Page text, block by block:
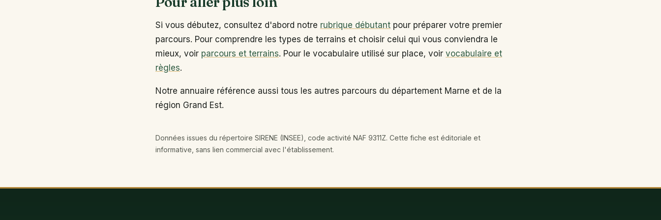
Si vous débutez, consultez d'abord notre rubrique débutant pour préparer votre premier
parcours. Pour comprendre les types de terrains et choisir celui qui vous conviendra le
mieux, voir parcours et terrains. Pour le vocabulaire utilisé sur place, voir vocabulaire et
règles.
Notre annuaire référence aussi tous les autres parcours du département Marne et de la
région Grand Est.
Données issues du répertoire SIRENE (INSEE), code activité NAF 9311Z. Cette fiche est éditoriale et
informative, sans lien commercial avec l'établissement.